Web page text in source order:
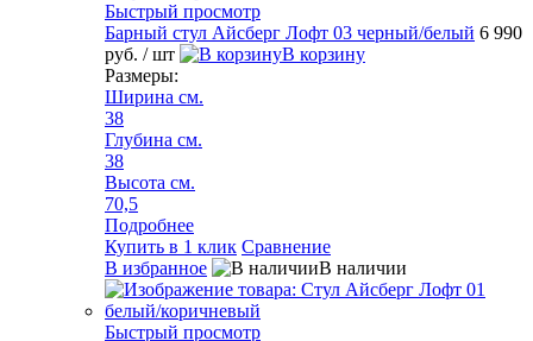
Быстрый просмотр
Барный стул Айсберг Лофт 03 черный/белый 6 990
руб. / шт
В корзину
Размеры:
Ширина см.
38
Глубина см.
38
Высота см.
70,5
Подробнее
Купить в 1 клик Сравнение
В избранное
В наличии
Быстрый просмотр